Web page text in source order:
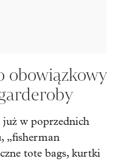
obowiązkowy
już w poprzednich
„fisherman
tote bags, kurtki